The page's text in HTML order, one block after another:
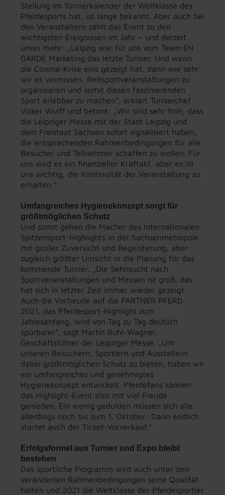
Stellung im Turnierkalender der Weltklasse des
Pferdesports hat, ist lange bekannt. Aber auch bei
den Veranstaltern zählt das Event zu den
wichtigsten Ereignissen im Jahr – und derzeit
umso mehr: „Leipzig war für uns vom Team EN
GARDE Marketing das letzte Turnier. Und wenn
die Corona-Krise eins gezeigt hat, dann wie sehr
wir es vermissen, Reitsportveranstaltungen zu
organisieren und somit diesen faszinierenden
Sport erlebbar zu machen“, erklärt Turnierchef
Volker Wulff und betont: „Wir sind sehr froh, dass
die Leipziger Messe mit der Stadt Leipzig und
dem Freistaat Sachsen sofort signalisiert haben,
die entsprechenden Rahmenbedingungen für alle
Besucher und Teilnehmer schaffen zu wollen. Für
uns wird es ein finanzieller Kraftakt, aber es ist
uns wichtig, die Kontinuität der Veranstaltung zu
erhalten.“
Umfangreiches Hygienekonzept sorgt für
größtmöglichen Schutz
Und somit gehen die Macher des internationalen
Spitzensport-Highlights in der Sachsenmetropole
mit großer Zuversicht und Begeisterung, aber
zugleich größter Umsicht in die Planung für das
kommende Turnier. „Die Sehnsucht nach
Sportveranstaltungen und Messen ist groß, das
hat sich in letzter Zeit immer wieder gezeigt.
Auch die Vorfreude auf die PARTNER PFERD
2021, das Pferdesport-Highlight zum
Jahresanfang, wird von Tag zu Tag deutlich
spürbarer“, sagt Martin Buhl-Wagner,
Geschäftsführer der Leipziger Messe. „Um
unseren Besuchern, Sportlern und Ausstellern
dabei größtmöglichen Schutz zu bieten, haben wir
ein umfangreiches und genehmigtes
Hygienekonzept entwickelt. Pferdefans können
das Highlight-Event also mit viel Freude
genießen. Ein wenig gedulden müssen sich alle
allerdings noch bis zum 1. Oktober: Dann endlich
startet auch der Ticket-Vorverkauf.“
Erfolgsformel aus Turnier und Expo bleibt
bestehen
Das sportliche Programm wird auch unter den
veränderten Rahmenbedingungen seine Qualität
halten und 2021 die Weltklasse der Pferdesportler